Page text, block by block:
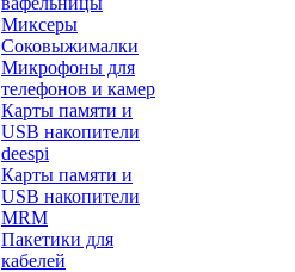
Миксеры
Соковыжималки
Микрофоны для
телефонов и камер
Карты памяти и
USB накопители
deespi
Карты памяти и
USB накопители
MRM
Пакетики для
кабелей